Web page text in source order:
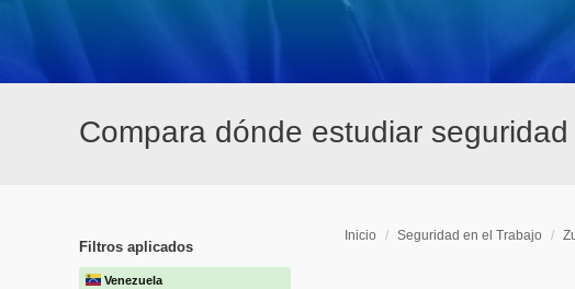
Compara dónde estudiar
Filtros aplicados
Venezuela
Inicio / Seguridad en el Trabajo /